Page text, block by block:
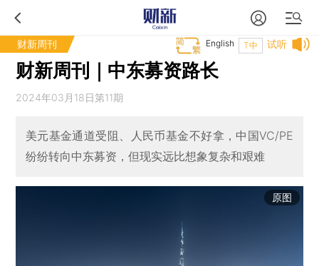
财新周刊 试听
T中
English
财新周刊｜中东募资路长
2024年03月18日第11期
美元基金通道受阻、人民币基金不好拿，中国VC/PE
纷纷转向中东募资，但现实远比想象复杂和艰难
原图